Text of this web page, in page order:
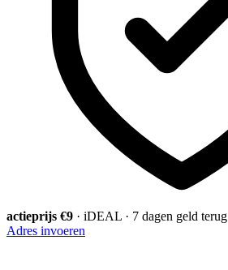
actieprijs €9 · iDEAL · 7 dagen geld terug
Adres invoeren